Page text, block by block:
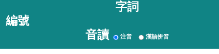
編號
字詞
音讀 注音 漢語拼音